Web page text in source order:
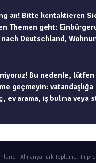
an! Bitte kontaktieren
Themen geht:
Deutschland,
Bu nedenle,
geçmeyin: vatandaşlığa
ev arama, iş bulma veya
- Almanya Türk Toplumu |